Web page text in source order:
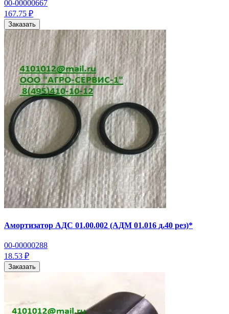
00-00000667
167.75 ₽
Заказать
Амортизатор АДС 01.00.002 (АДМ 01.016 д.40 рез)*
00-00000288
18.53 ₽
Заказать